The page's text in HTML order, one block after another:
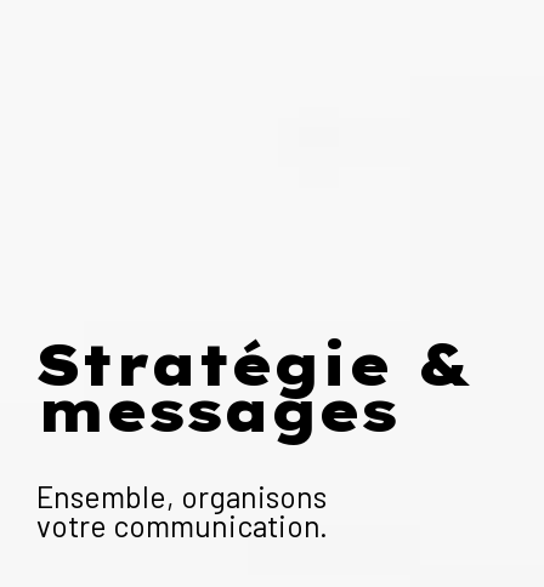
Stratégie &
messages
Ensemble, organisons
votre communication.